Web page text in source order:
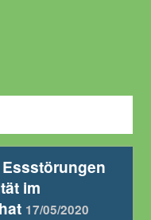
im
17/05/2020